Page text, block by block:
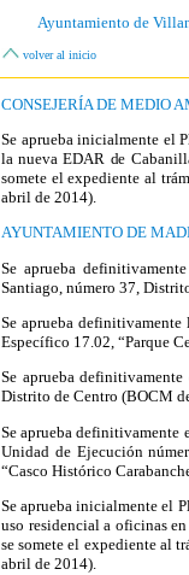
Ayuntamiento de
volver al inicio
CONSEJERÍA DE MEDIO
Se aprueba inicialmente el
la nueva EDAR de
somete el expediente al
abril de 2014).
AYUNTAMIENTO DE
Se aprueba
Santiago, número 37,
Se aprueba
Específico 17.02, “Parque
Se aprueba
Distrito de Centro (BOCM
Se aprueba definitivamente
Unidad de Ejecución
“Casco Histórico
Se aprueba inicialmente el
uso residencial a oficinas
se somete el expediente al
abril de 2014).